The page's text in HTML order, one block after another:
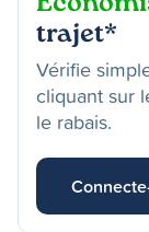
trajet*
Vérifie
cliquant sur
le rabais.